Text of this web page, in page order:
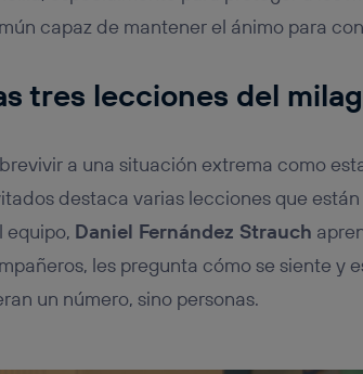
capaz de mantener el ánimo para
tres lecciones del
a una situación extrema como
destaca varias lecciones que
equipo, Daniel Fernández Strauch
les pregunta cómo se siente y
un número, sino personas.